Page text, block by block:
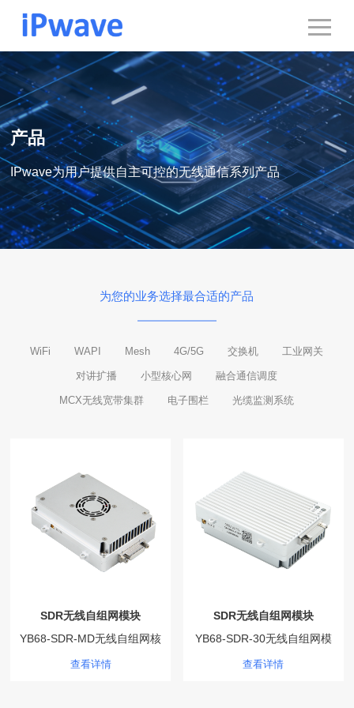
产品
IPwave为用户提供自主可控的无线通信系列产品
为您的业务选择最合适的产品
WiFi WAPI Mesh 4G/5G 交换机 工业网关
对讲扩播 小型核心网 融合通信调度
MCX无线宽带集群 电子围栏 光缆监测系统
SDR无线自组网模块
YB68-SDR-MD无线自组网核
心板
查看详情
SDR无线自组网模块
YB68-SDR-30无线自组网模
块
查看详情